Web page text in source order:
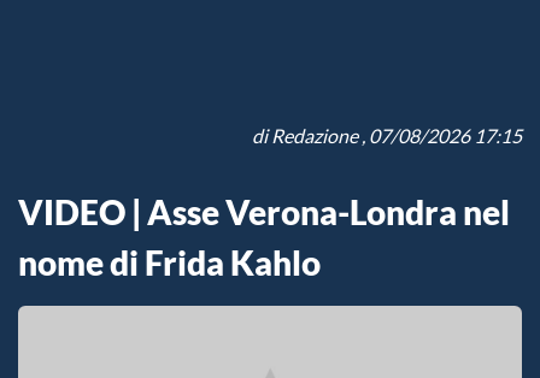
diRedazione, 07/08/2026 17:15
VIDEO | Asse Verona-Londra nel
nome di Frida Kahlo